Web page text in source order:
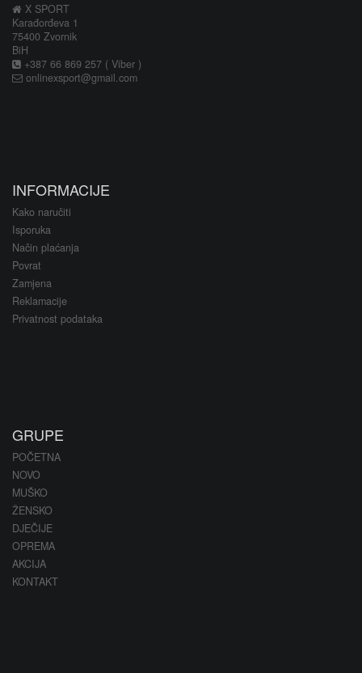
X SPORT
Karađorđeva 1
75400 Zvornik
BiH
+387 66 869 257 ( Viber )
onlinexsport@gmail.com
INFORMACIJE
Kako naručiti
Isporuka
Način plaćanja
Povrat
Zamjena
Reklamacije
Privatnost podataka
GRUPE
POČETNA
NOVO
MUŠKO
ŽENSKO
DJEČIJE
OPREMA
AKCIJA
KONTAKT